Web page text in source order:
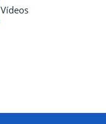
Vídeos